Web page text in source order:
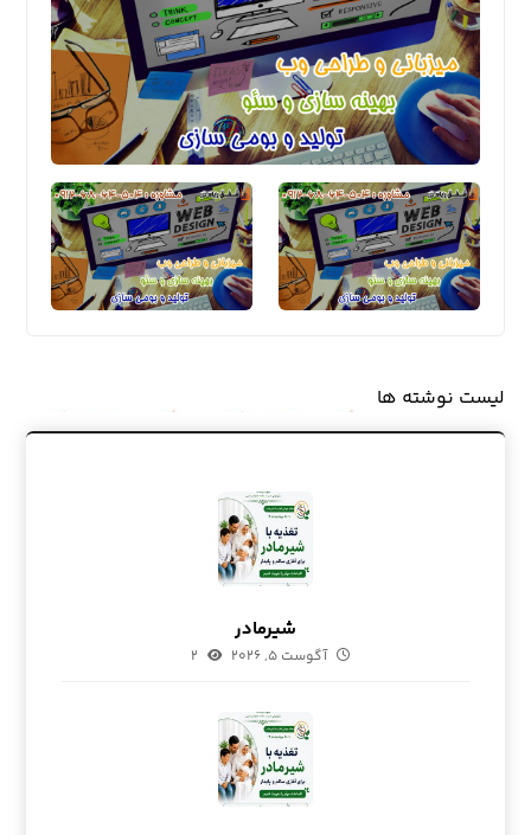
لیست نوشته ها
شیرمادر
آگوست ۵, ۲۰۲۶ ۲